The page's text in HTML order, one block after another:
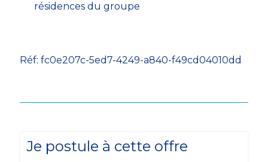
résidences du groupe
Réf: fc0e207c-5ed7-4249-a840-f49cd04010dd
Je postule à cette offre